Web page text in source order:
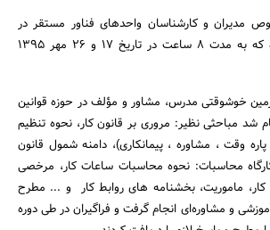
جستجو
مدیران و کارشناسان واحدهاى فناور مستقر در
مرکز رشد دانشگاه بوده که به مدت 8 ساعت در تاریخ 17 و 26 مهر 1395
آرمین خوشوقتی مدرس، مشاور و مؤلف در حوزه قوانین
شد مباحثى نظیر: مروری بر قانون کار، نحوه تنظیم
وقت ، مشاوره ، پیمانکاری)، دامنه شمول قانون
کارگاه محاسبات: نحوه محاسبات ساعات کار، مرخصی
کار، ماموریت، بخشنامه های روابط کار و ... مطرح
و مشاوره‌اى انجام گرفت و فراگیران در طى دوره